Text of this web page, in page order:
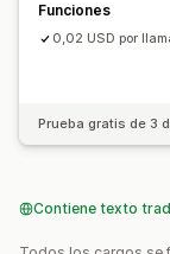
Funciones
0,02 USD por
Prueba gratis de 3
Contiene texto